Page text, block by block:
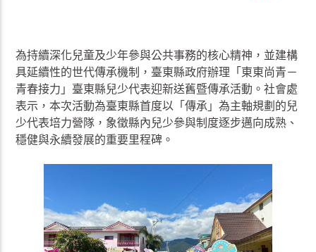
為持續深化兒童及少年參與公共事務的核心精神，並建構
具延續性的世代傳承機制，臺東縣政府辦理「東東尚青－
青春接力」臺東縣兒少代表迎新送舊暨傳承活動。社會處
表示，本次活動為臺東縣首度以「傳承」為主軸規劃的兒
少代表培力營隊，象徵縣內兒少參與制度逐步邁向成熟、
穩健與永續發展的重要里程碑。